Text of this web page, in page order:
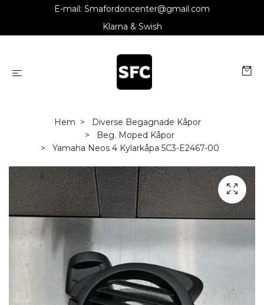
E-mail: Smafordoncenter@gmail.com
Klarna & Swish
Hem
Diverse Begagnade Kåpor
Beg. Moped Kåpor
Yamaha Neos 4 Kylarkåpa 5C3-E2467-00